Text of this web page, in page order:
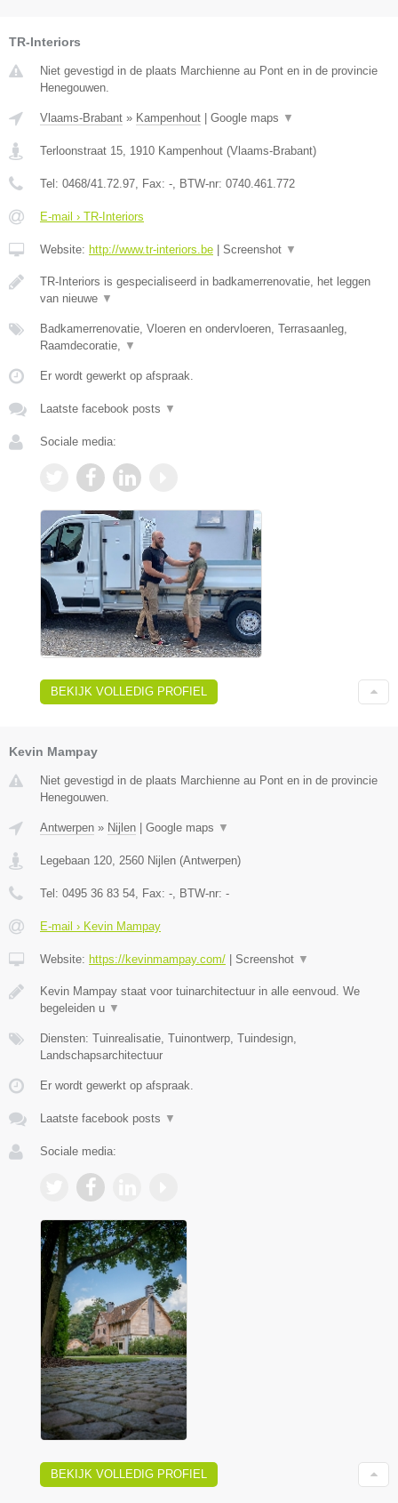
TR-Interiors
Niet gevestigd in de plaats Marchienne au Pont en in de provincie
Henegouwen.
Vlaams-Brabant » Kampenhout Google maps ▼
Terloonstraat 15, 1910 Kampenhout (Vlaams-Brabant)
Tel: 0468/41.72.97, Fax: -, BTW-nr: 0740.461.772
E-mail › TR-Interiors
Website: http://www.tr-interiors.be Screenshot ▼
TR-Interiors is gespecialiseerd in badkamerrenovatie, het leggen
van nieuwe ▼
Badkamerrenovatie, Vloeren en ondervloeren, Terrasaanleg,
Raamdecoratie, ▼
Er wordt gewerkt op afspraak.
Laatste facebook posts ▼
Sociale media:
BEKIJK VOLLEDIG PROFIEL
Kevin Mampay
Niet gevestigd in de plaats Marchienne au Pont en in de provincie
Henegouwen.
Antwerpen » Nijlen Google maps ▼
Legebaan 120 2560 Nijlen (Antwerpen)
Tel: 0495 36 83 54 , Fax: - , BTW-nr: -
E-mail › Kevin Mampay
Website: https://kevinmampay.com/ Screenshot ▼
Kevin Mampay staat voor tuinarchitectuur in alle eenvoud. We
begeleiden u ▼
Diensten: Tuinrealisatie, Tuinontwerp, Tuindesign,
Landschapsarchitectuur
Er wordt gewerkt op afspraak.
Laatste facebook posts ▼
Sociale media:
BEKIJK VOLLEDIG PROFIEL